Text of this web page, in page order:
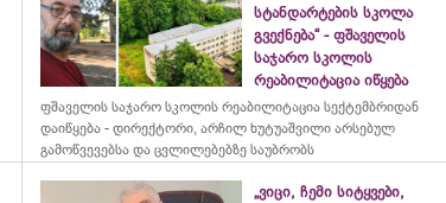
სტანდარტების სკოლა
გვექნება“ - ფშაველის
საჯარო სკოლის
რეაბილიტაცია იწყება
ფშაველის საჯარო სკოლის რეაბილიტაცია სექტემბრიდან
დაიწყება - დირექტორი, არჩილ ხუტუაშვილი არსებულ
გამოწვევებსა და ცვლილებებზე საუბრობს
„ვიცი, ჩემი სიტყვები,